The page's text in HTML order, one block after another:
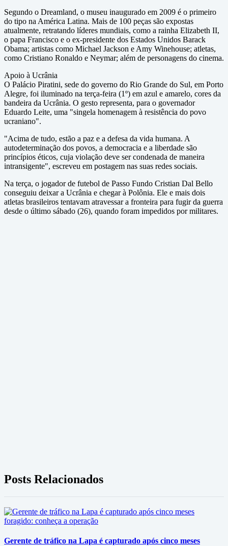
Segundo o Dreamland, o museu inaugurado em 2009 é o primeiro
do tipo na América Latina. Mais de 100 peças são expostas
atualmente, retratando líderes mundiais, como a rainha Elizabeth II,
o papa Francisco e o ex-presidente dos Estados Unidos Barack
Obama; artistas como Michael Jackson e Amy Winehouse; atletas,
como Cristiano Ronaldo e Neymar; além de personagens do cinema.
Apoio à Ucrânia
O Palácio Piratini, sede do governo do Rio Grande do Sul, em Porto
Alegre, foi iluminado na terça-feira (1º) em azul e amarelo, cores da
bandeira da Ucrânia. O gesto representa, para o governador
Eduardo Leite, uma "singela homenagem à resistência do povo
ucraniano".
"Acima de tudo, estão a paz e a defesa da vida humana. A
autodeterminação dos povos, a democracia e a liberdade são
princípios éticos, cuja violação deve ser condenada de maneira
intransigente", escreveu em postagem nas suas redes sociais.
Na terça, o jogador de futebol de Passo Fundo Cristian Dal Bello
conseguiu deixar a Ucrânia e chegar à Polônia. Ele e mais dois
atletas brasileiros tentavam atravessar a fronteira para fugir da guerra
desde o último sábado (26), quando foram impedidos por militares.
Posts Relacionados
Gerente de tráfico na Lapa é capturado após cinco meses